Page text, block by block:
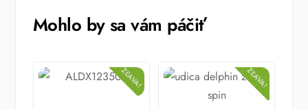
Mohlo by sa vám páčiť
ZĽAVA! ZĽAVA!